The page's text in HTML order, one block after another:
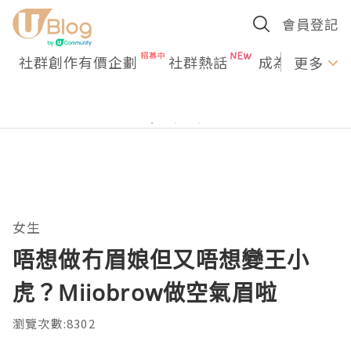
會員登記
社群創作有價企劃 社群熱話 成為U更多
女生
唔想做冇眉娘但又唔想變王小
虎？Miiobrow做空氣眉啦
瀏覽次數:8302